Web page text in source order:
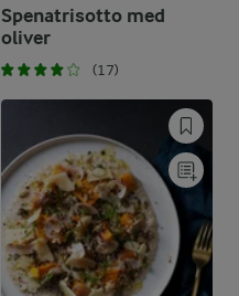
Spenatrisotto med
oliver
(17)